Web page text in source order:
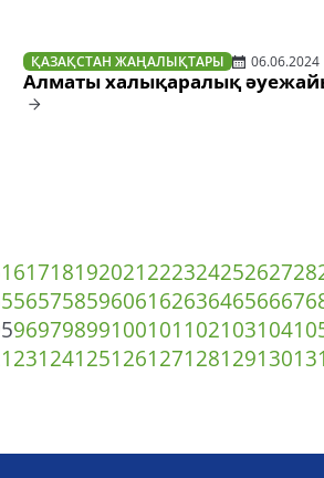
ҚАЗАҚСТАН ЖАҢАЛЫҚТАРЫ 06.06.2024
Алматы халықаралық
16171819202122232425262728
565758596061626364656667
96979899100101 102103104
123124125126127128129130131